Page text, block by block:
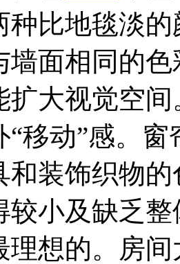
种比地毯淡
墙面相同的
扩大视觉空
“移动”感。
和装饰织物
较小及缺乏
理想的。房